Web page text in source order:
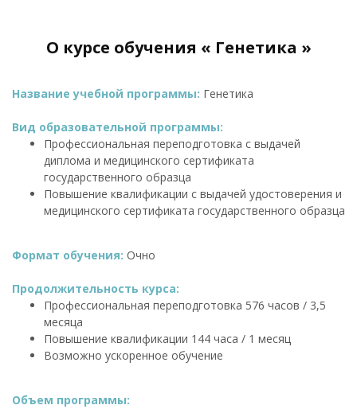
О курсе обучения « Генетика »
Название учебной программы: Генетика
Вид образовательной программы:
Профессиональная переподготовка с выдачей
диплома и медицинского сертификата
государственного образца
Повышение квалификации с выдачей удостоверения и
медицинского сертификата государственного образца
Формат обучения: Очно
Продолжительность курса:
Профессиональная переподготовка 576 часов / 3,5
месяца
Повышение квалификации 144 часа / 1 месяц
Возможно ускоренное обучение
Объем программы: